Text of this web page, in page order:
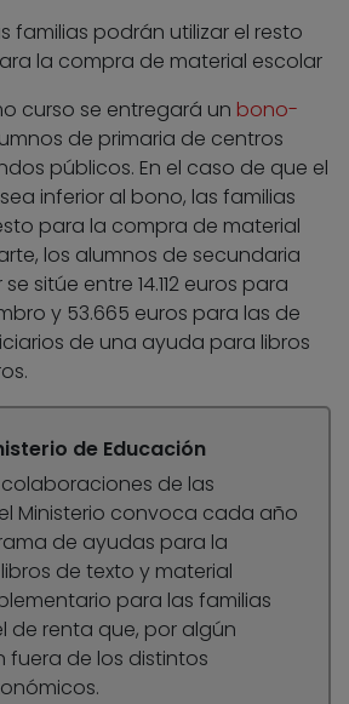
familias podrán utilizar el resto
la compra de material escolar
curso se entregará un bono-
de primaria de centros
públicos. En el caso de que el
inferior al bono, las familias
para la compra de material
los alumnos de secundaria
sitúe entre 14.112 euros para
y 53.665 euros para las de
de una ayuda para libros
de Educación
de las
Ministerio convoca cada año
de ayudas para la
de texto y material
para las familias
de renta que, por algún
fuera de los distintos